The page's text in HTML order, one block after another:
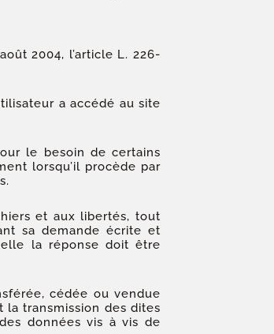
2004, l’article L. 226-
a accédé au site
le besoin de certains
lorsqu’il procède par
et aux libertés, tout
sa demande écrite et
la réponse doit être
cédée ou vendue
la transmission des dites
données vis à vis de